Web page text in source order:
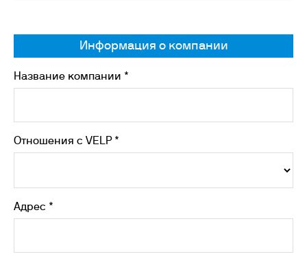
Информация о компании
Название компании *
Отношения с VELP *
Адрес *